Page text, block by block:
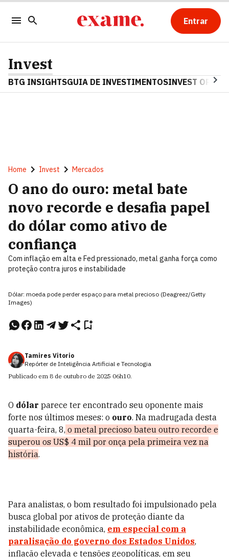
Entrar
Invest
BTG INSIGHTSGUIA DE INVESTIMENTOSINVEST OPINA
Home Invest Mercados
O ano do ouro: metal bate
novo recorde e desafia papel
do dólar como ativo de
confiança
Com inflação em alta e Fed pressionado, metal ganha força como
proteção contra juros e instabilidade
Dólar: moeda pode perder espaço para metal precioso (Deagreez/Getty
Images)
Tamires Vitorio
Repórter de Inteligência Artificial e Tecnologia
Publicado em 8 de outubro de 2025 06h10.
O dólar parece ter encontrado seu oponente mais
forte nos últimos meses: o ouro. Na madrugada desta
quarta-feira, 8, o metal precioso bateu outro recorde e
superou os US$ 4 mil por onça pela primeira vez na
história.
Para analistas, o bom resultado foi impulsionado pela
busca global por ativos de proteção diante da
instabilidade econômica, em especial com a
paralisação do governo dos Estados Unidos,
inflação elevada e tensões geopolíticas, em seu